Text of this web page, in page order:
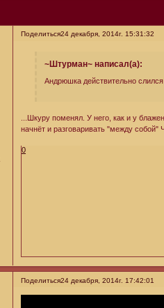
Поделиться24 декабря, 2014г. 15:31:32
~Штурман~ написал(а):
Андрюшка действительно
...Шкуру поменял. У него, как и у
начнёт и разговаривать "между
0
Поделиться24 декабря, 2014г. 17:42:01